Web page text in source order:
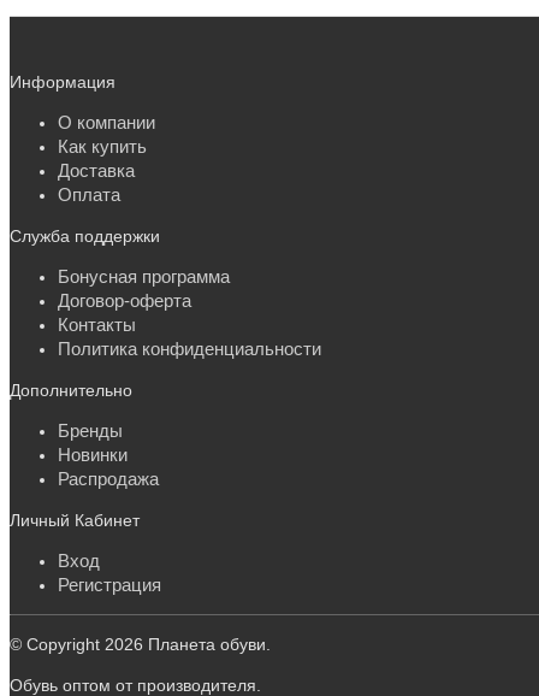
Информация
О компании
Как купить
Доставка
Оплата
Служба поддержки
Бонусная программа
Договор-оферта
Контакты
Политика конфиденциальности
Дополнительно
Бренды
Новинки
Распродажа
Личный Кабинет
Вход
Регистрация
© Copyright 2026 Планета обуви.
Обувь оптом от производителя.